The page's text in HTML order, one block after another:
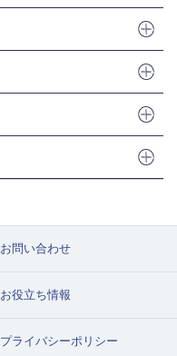
お問い合わせ
お役立ち情報
プライバシーポリシー